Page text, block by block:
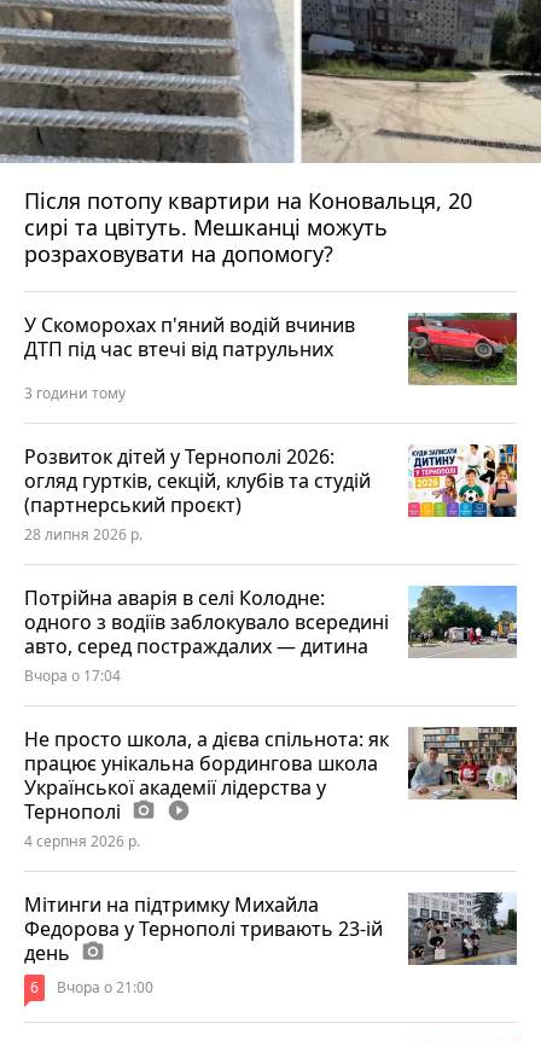
Після потопу квартири на Коновальця, 20
сирі та цвітуть. Мешканці можуть
розраховувати на допомогу?
У Скоморохах п'яний водій вчинив
ДТП під час втечі від патрульних
3 години тому
Розвиток дітей у Тернополі 2026:
огляд гуртків, секцій, клубів та студій
(партнерський проєкт)
28 липня 2026 р.
Потрійна аварія в селі Колодне:
одного з водіїв заблокувало всередині
авто, серед постраждалих — дитина
Вчора о 17:04
Не просто школа, а дієва спільнота: як
працює унікальна бордингова школа
Української академії лідерства у
Тернополі photo_camera play_circle_filled
4 серпня 2026 р.
Мітинги на підтримку Михайла
Федорова у Тернополі тривають 23-ій
день photo_camera
6 Вчора о 21:00